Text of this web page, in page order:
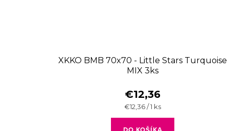
XKKO BMB 70x70 - Little Stars Turquoise
MIX 3ks
€12,36
Jednotková
cena:
€12,36 / 1 ks